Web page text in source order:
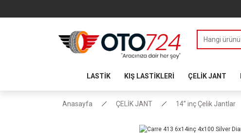
LASTİK KIŞ LASTİKLERİ ÇELİK JANT
Anasayfa ÇELİK JANT 14” inç Çelik Jantlar